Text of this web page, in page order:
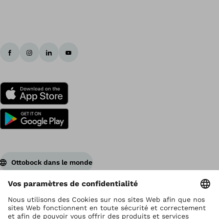
Ottobock dans le monde
Ottobock est titulaire du droit d’auteur